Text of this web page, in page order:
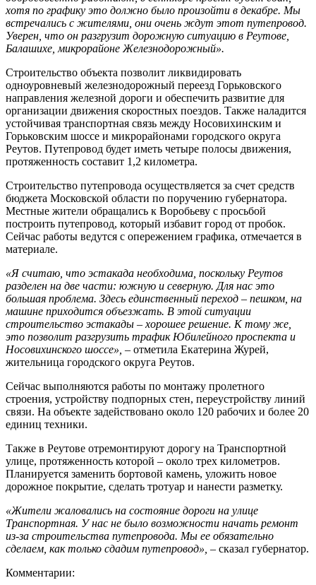
хотя по графику это должно было произойти в декабре. Мы
встречались с жителями, они очень ждут этот путепровод.
Уверен, что он разгрузит дорожную ситуацию в Реутове,
Балашихе, микрорайоне Железнодорожный».
Строительство объекта позволит ликвидировать
одноуровневый железнодорожный переезд Горьковского
направления железной дороги и обеспечить развитие для
организации движения скоростных поездов. Также наладится
устойчивая транспортная связь между Носовихинским и
Горьковским шоссе и микрорайонами городского округа
Реутов. Путепровод будет иметь четыре полосы движения,
протяженность составит 1,2 километра.
Строительство путепровода осуществляется за счет средств
бюджета Московской области по поручению губернатора.
Местные жители обращались к Воробьеву с просьбой
построить путепровод, который избавит город от пробок.
Сейчас работы ведутся с опережением графика, отмечается в
материале.
«Я считаю, что эстакада необходима, поскольку Реутов
разделен на две части: южную и северную. Для нас это
большая проблема. Здесь единственный переход – пешком, на
машине приходится объезжать. В этой ситуации
строительство эстакады – хорошее решение. К тому же,
это позволит разгрузить трафик Юбилейного проспекта и
Носовихинского шоссе», – отметила Екатерина Журей,
жительница городского округа Реутов.
Сейчас выполняются работы по монтажу пролетного
строения, устройству подпорных стен, переустройству линий
связи. На объекте задействовано около 120 рабочих и более 20
единиц техники.
Также в Реутове отремонтируют дорогу на Транспортной
улице, протяженность которой – около трех километров.
Планируется заменить бортовой камень, уложить новое
дорожное покрытие, сделать тротуар и нанести разметку.
«Жители жаловались на состояние дороги на улице
Транспортная. У нас не было возможности начать ремонт
из-за строительства путепровода. Мы ее обязательно
сделаем, как только сдадим путепровод», – сказал губернатор.
Комментарии: